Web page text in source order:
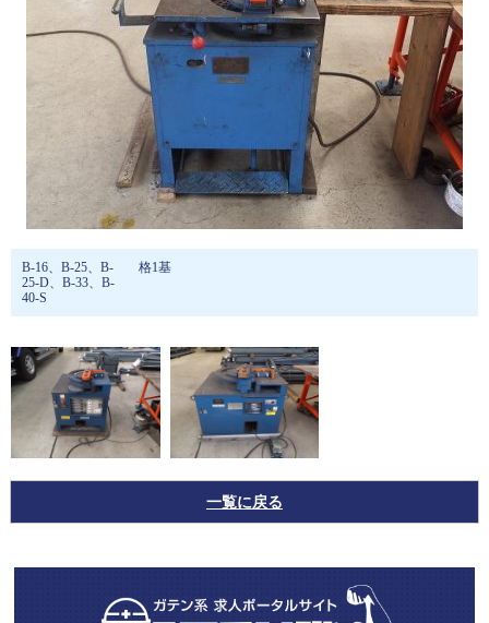
B-16、B-25、B-
25-D、B-33、B-
40-S
格1基
一覧に戻る